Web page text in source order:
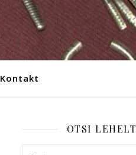
Kontakt
OTSI LEHELT